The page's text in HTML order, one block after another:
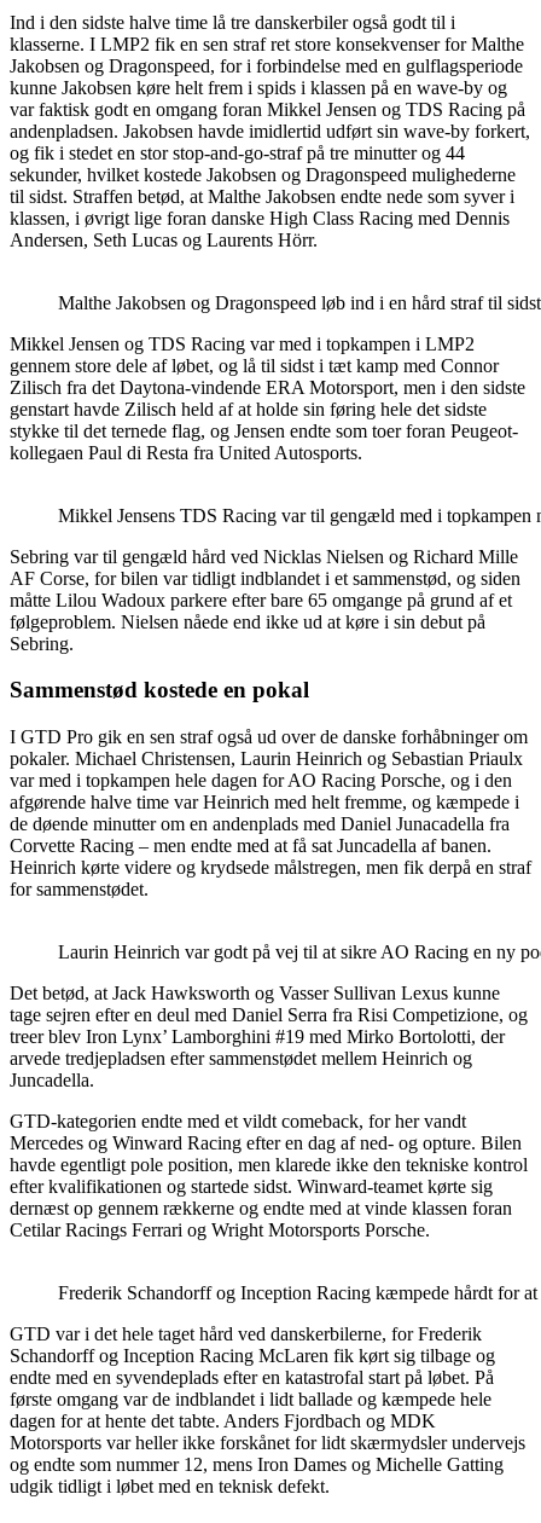
Ind i den sidste halve time lå tre danskerbiler også godt til i
klasserne. I LMP2 fik en sen straf ret store konsekvenser for Malthe
Jakobsen og Dragonspeed, for i forbindelse med en gulflagsperiode
kunne Jakobsen køre helt frem i spids i klassen på en wave-by og
var faktisk godt en omgang foran Mikkel Jensen og TDS Racing på
andenpladsen. Jakobsen havde imidlertid udført sin wave-by forkert,
og fik i stedet en stor stop-and-go-straf på tre minutter og 44
sekunder, hvilket kostede Jakobsen og Dragonspeed mulighederne
til sidst. Straffen betød, at Malthe Jakobsen endte nede som syver i
klassen, i øvrigt lige foran danske High Class Racing med Dennis
Andersen, Seth Lucas og Laurents Hörr.
Malthe Jakobsen og Dragonspeed løb ind i en hård straf til
Mikkel Jensen og TDS Racing var med i topkampen i LMP2
gennem store dele af løbet, og lå til sidst i tæt kamp med Connor
Zilisch fra det Daytona-vindende ERA Motorsport, men i den sidste
genstart havde Zilisch held af at holde sin føring hele det sidste
stykke til det ternede flag, og Jensen endte som toer foran Peugeot-
kollegaen Paul di Resta fra United Autosports.
Mikkel Jensens TDS Racing var til gengæld med i
Sebring var til gengæld hård ved Nicklas Nielsen og Richard Mille
AF Corse, for bilen var tidligt indblandet i et sammenstød, og siden
måtte Lilou Wadoux parkere efter bare 65 omgange på grund af et
følgeproblem. Nielsen nåede end ikke ud at køre i sin debut på
Sebring.
Sammenstød kostede en pokal
I GTD Pro gik en sen straf også ud over de danske forhåbninger om
pokaler. Michael Christensen, Laurin Heinrich og Sebastian Priaulx
var med i topkampen hele dagen for AO Racing Porsche, og i den
afgørende halve time var Heinrich med helt fremme, og kæmpede i
de døende minutter om en andenplads med Daniel Junacadella fra
Corvette Racing – men endte med at få sat Juncadella af banen.
Heinrich kørte videre og krydsede målstregen, men fik derpå en straf
for sammenstødet.
Laurin Heinrich var godt på vej til at sikre AO Racing en ny
Det betød, at Jack Hawksworth og Vasser Sullivan Lexus kunne
tage sejren efter en deul med Daniel Serra fra Risi Competizione, og
treer blev Iron Lynx’ Lamborghini #19 med Mirko Bortolotti, der
arvede tredjepladsen efter sammenstødet mellem Heinrich og
Juncadella.
GTD-kategorien endte med et vildt comeback, for her vandt
Mercedes og Winward Racing efter en dag af ned- og opture. Bilen
havde egentligt pole position, men klarede ikke den tekniske kontrol
efter kvalifikationen og startede sidst. Winward-teamet kørte sig
dernæst op gennem rækkerne og endte med at vinde klassen foran
Cetilar Racings Ferrari og Wright Motorsports Porsche.
Frederik Schandorff og Inception Racing kæmpede hårdt for
GTD var i det hele taget hård ved danskerbilerne, for Frederik
Schandorff og Inception Racing McLaren fik kørt sig tilbage og
endte med en syvendeplads efter en katastrofal start på løbet. På
første omgang var de indblandet i lidt ballade og kæmpede hele
dagen for at hente det tabte. Anders Fjordbach og MDK
Motorsports var heller ikke forskånet for lidt skærmydsler undervejs
og endte som nummer 12, mens Iron Dames og Michelle Gatting
udgik tidligt i løbet med en teknisk defekt.